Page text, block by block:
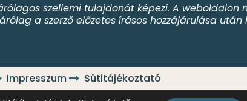
szellemi tulajdonát képezi. A weboldalon
a szerző előzetes írásos hozzájárulása után
Impresszum
Sütitájékoztató